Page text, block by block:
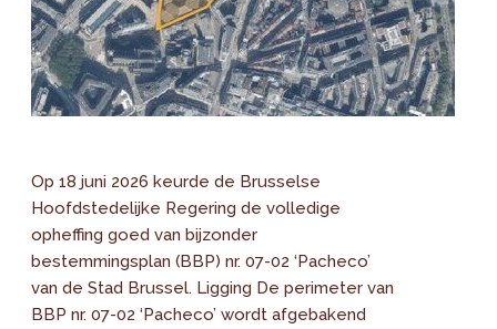
Op 18 juni 2026 keurde de Brusselse
Hoofdstedelijke Regering de volledige
opheffing goed van bijzonder
bestemmingsplan (BBP) nr. 07-02 ‘Pacheco’
van de Stad Brussel. Ligging De perimeter van
BBP nr. 07-02 ‘Pacheco’ wordt afgebakend